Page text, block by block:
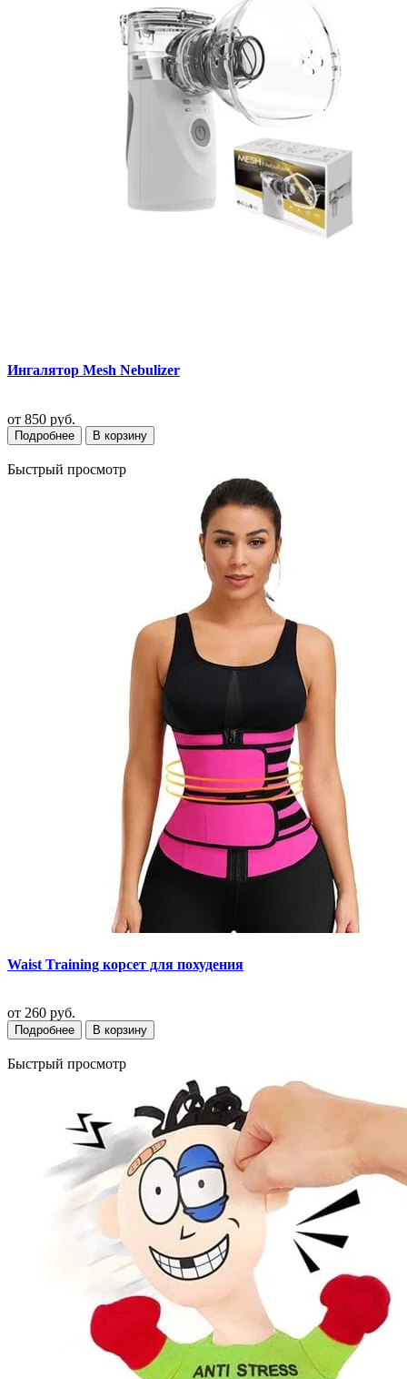
Ингалятор Mesh Nebulizer
от 850 руб.
Подробнее В корзину
Быстрый просмотр
Waist Training корсет для похудения
от 260 руб.
Подробнее В корзину
Быстрый просмотр